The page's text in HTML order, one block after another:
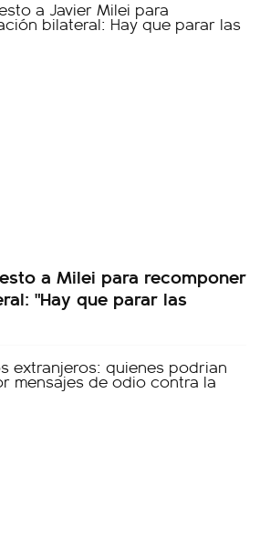
a Milei para recomponer
"Hay que parar las